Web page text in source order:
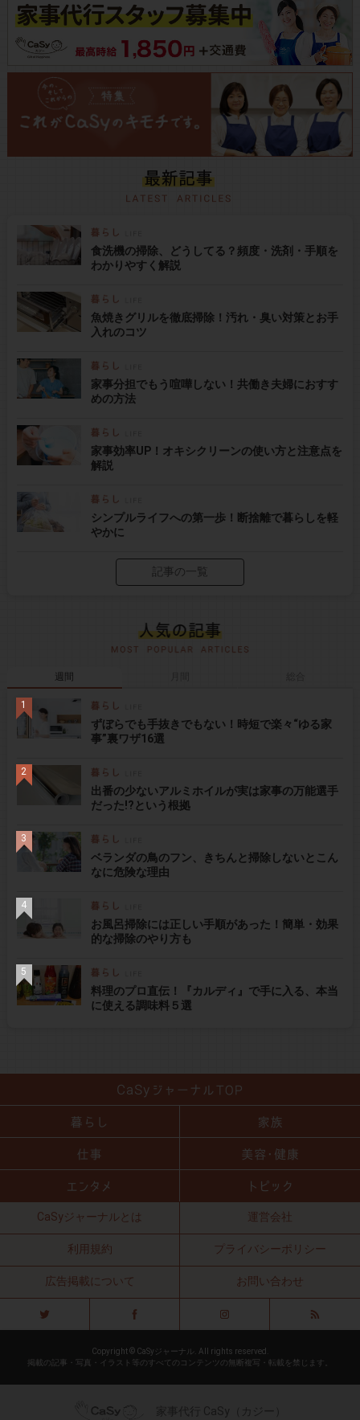
食洗機の掃除、どうしてる？頻度・洗剤・手順を
わかりやすく解説
魚焼きグリルを徹底掃除！汚れ・臭い対策とお手
入れのコツ
家事分担でもう喧嘩しない！共働き夫婦におすす
めの方法
家事効率UP！オキシクリーンの使い方と注意点を
解説
シンプルライフへの第一歩！断捨離で暮らしを軽
やかに
記事の一覧
週間
ずぼらでも手抜きでもない！時短で楽々“ゆる家
事”裏ワザ16選
出番の少ないアルミホイルが実は家事の万能選手
だった!?という根拠
ベランダの鳥のフン、きちんと掃除しないとこん
なに危険な理由
お風呂掃除には正しい手順があった！簡単・効果
的な掃除のやり方も
料理のプロ直伝！『カルディ』で手に入る、本当
に使える調味料５選
CaSyジャーナルとは 運営会社
利用規約 プライバシーポリシー
広告掲載について お問い合わせ
Copyright © CaSyジャーナル. All rights reserved.
掲載の記事・写真・イラスト等のすべてのコンテンツの無断複写・転載を禁じます。
家事代行 CaSy（カジー）